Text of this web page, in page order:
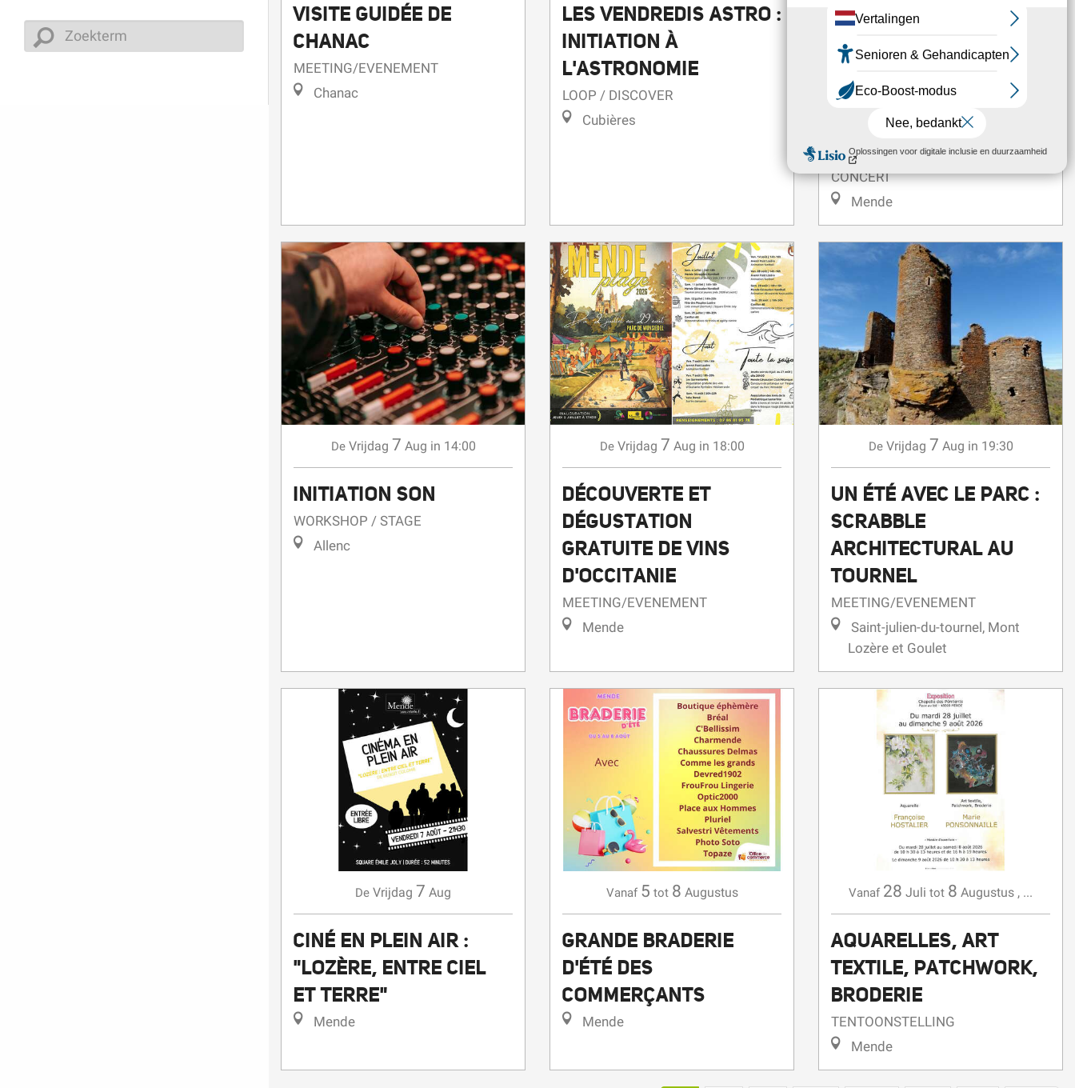
VISITE GUIDÉE DE
CHANAC
MEETING/EVENEMENT
Chanac
LES VENDREDIS ASTRO :
INITIATION À
L'ASTRONOMIE
LOOP / DISCOVER
Cubières
CONCERT DES
PROFESSEURS DE
L'ACADEMIE
INTERNATIONALE DE
MUSIQUE ET DE DANSE
DE LA LOZERE
CONCERT
Mende
De Vrijdag 7 Aug in 14:00
INITIATION SON
WORKSHOP / STAGE
Allenc
De Vrijdag 7 Aug in 18:00
DÉCOUVERTE ET
DÉGUSTATION
GRATUITE DE VINS
D'OCCITANIE
MEETING/EVENEMENT
Mende
De Vrijdag 7 Aug in 19:30
UN ÉTÉ AVEC LE PARC :
SCRABBLE
ARCHITECTURAL AU
TOURNEL
MEETING/EVENEMENT
Saint-julien-du-tournel, Mont
Lozère et Goulet
De Vrijdag 7 Aug
CINÉ EN PLEIN AIR :
"LOZÈRE, ENTRE CIEL
ET TERRE"
Mende
Vanaf 5 tot 8 Augustus
GRANDE BRADERIE
D'ÉTÉ DES
COMMERÇANTS
Mende
Vanaf 28 Juli tot 8 Augustus , ...
AQUARELLES, ART
TEXTILE, PATCHWORK,
BRODERIE
TENTOONSTELLING
Mende